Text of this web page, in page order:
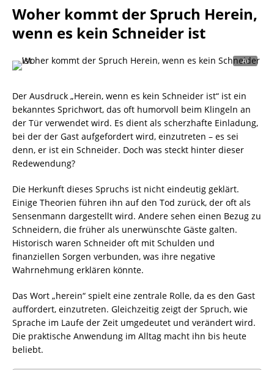
Woher kommt der Spruch Herein,
wenn es kein Schneider ist
Der Ausdruck „Herein, wenn es kein Schneider ist“ ist ein
bekanntes Sprichwort, das oft humorvoll beim Klingeln an
der Tür verwendet wird. Es dient als scherzhafte Einladung,
bei der der Gast aufgefordert wird, einzutreten – es sei
denn, er ist ein Schneider. Doch was steckt hinter dieser
Redewendung?
Die Herkunft dieses Spruchs ist nicht eindeutig geklärt.
Einige Theorien führen ihn auf den Tod zurück, der oft als
Sensenmann dargestellt wird. Andere sehen einen Bezug zu
Schneidern, die früher als unerwünschte Gäste galten.
Historisch waren Schneider oft mit Schulden und
finanziellen Sorgen verbunden, was ihre negative
Wahrnehmung erklären könnte.
Das Wort „herein“ spielt eine zentrale Rolle, da es den Gast
auffordert, einzutreten. Gleichzeitig zeigt der Spruch, wie
Sprache im Laufe der Zeit umgedeutet und verändert wird.
Die praktische Anwendung im Alltag macht ihn bis heute
beliebt.